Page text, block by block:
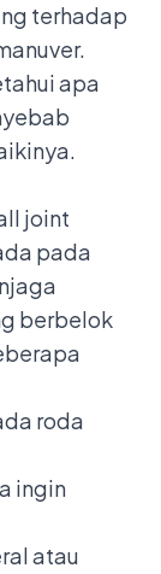
terhadap
apa
joint
pada
berbelok
roda
ingin
atau